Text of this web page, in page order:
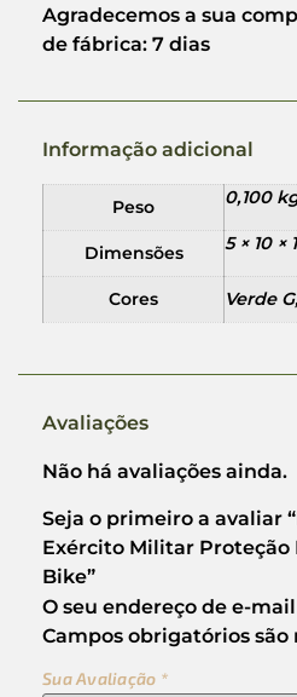
Agradecemos a sua
de fábrica: 7 dias
Informação adicional
Peso 0,100
Dimensões 5 × 10 ×
Cores Verde
Avaliações
Não há avaliações ainda.
Seja o primeiro a avaliar
Exército Militar Proteção
Bike”
O seu endereço de e-
Campos obrigatórios são
Sua Avaliação *